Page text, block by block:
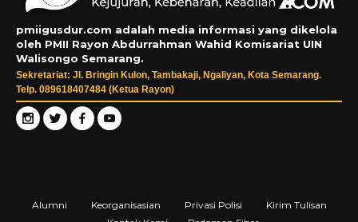
pmiigusdur.com adalah media informasi yang dikelola
oleh PMII Rayon Abdurrahman Wahid Komisariat UIN
Walisongo Semarang.
Sekretariat: Jl. Bringin Kulon, Tambakaji, Ngaliyan, Kota Semarang.
Telp. 089618407484 (Ketua Rayon)
Alumni Keorganisasian Privasi Polisi
Kirim Tulisan